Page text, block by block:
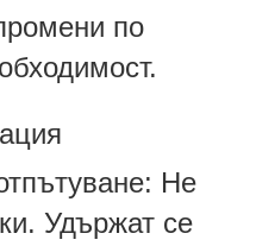
по
Не
Удържат се